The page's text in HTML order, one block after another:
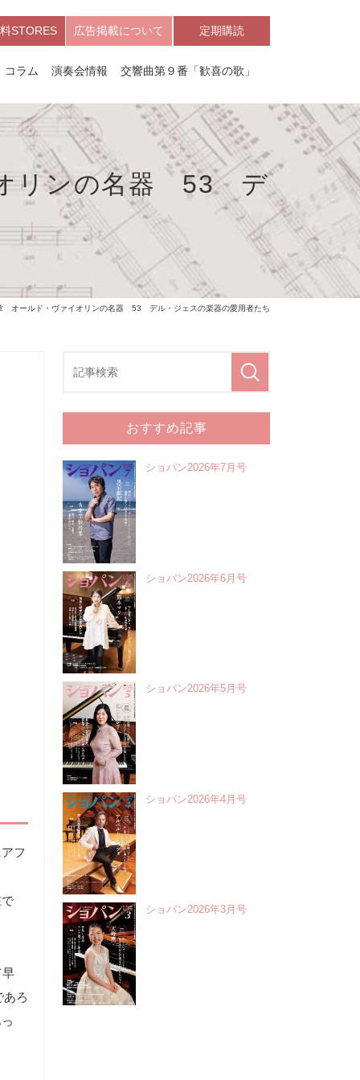
STORES 広告掲載について 定期購読
コラム 演奏会情報 交響曲第９番「歓喜の歌」
リンの名器 53 デ
オールド・ヴァイオリンの名器 53 デル・ジェスの楽器の愛用者たち
フ
早
あろ
おすすめ記事
ショパン2026年7月号
ショパン2026年6月号
ショパン2026年5月号
ショパン2026年4月号
ショパン2026年3月号